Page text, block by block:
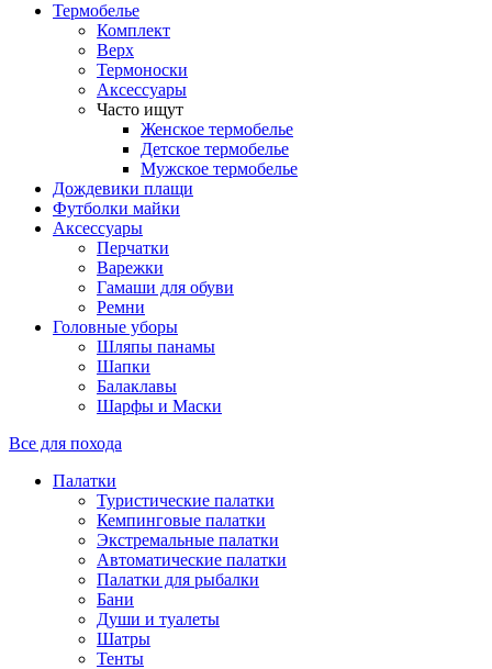
Термобелье
Комплект
Верх
Термоноски
Аксессуары
Часто ищут
Женское термобелье
Детское термобелье
Мужское термобелье
Дождевики плащи
Футболки майки
Аксессуары
Перчатки
Варежки
Гамаши для обуви
Ремни
Головные уборы
Шляпы панамы
Шапки
Балаклавы
Шарфы и Маски
Все для похода
Палатки
Туристические палатки
Кемпинговые палатки
Экстремальные палатки
Автоматические палатки
Палатки для рыбалки
Бани
Души и туалеты
Шатры
Тенты